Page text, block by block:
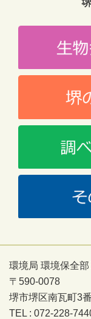
環境局 環境保全
〒590-0078
堺市堺区南瓦町3
TEL : 072-228-